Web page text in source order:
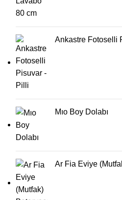
Ankastre Fotoselli
Mıo Boy Dolabı
Ar Fia Eviye